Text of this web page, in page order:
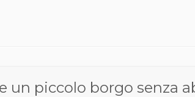
un piccolo borgo senza